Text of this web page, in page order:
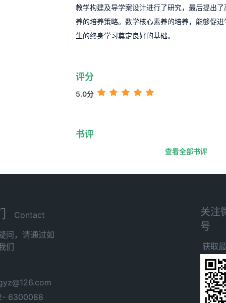
教学构建及导学案设计进行了研究，最后提出
养的培养策略。数学核心素养的培养，能够促
生的终身学习奠定良好的基础。
评分
5.0分
书评
查看全部书评
Contact
问，请通过如
们
6300088
关注
号
获取